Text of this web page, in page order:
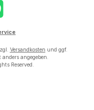
Versandkosten und ggf.
angegeben.
Reserved.